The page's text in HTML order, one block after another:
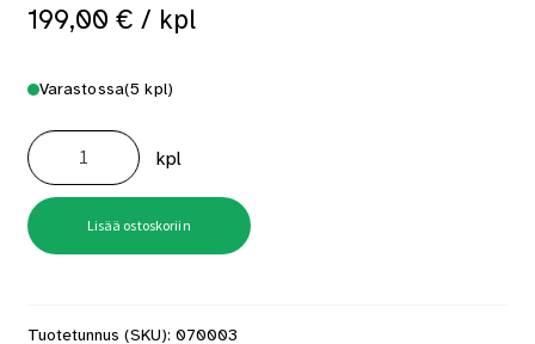
199,00 € / kpl
Varastossa(5 kpl)
Keittiön
välitilalevy
Alumocci
1220X3050
Metallinharmaa/
Mattamusta
määrä
kpl
Lisää ostoskoriin
Tuotetunnus (SKU): 070003